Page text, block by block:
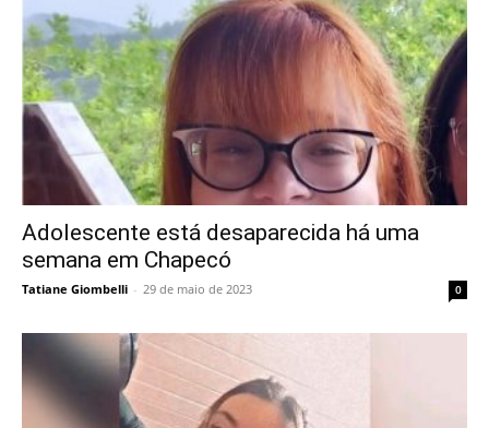
Adolescente está desaparecida há uma
semana em Chapecó
Tatiane Giombelli - 29 de maio de 2023 0